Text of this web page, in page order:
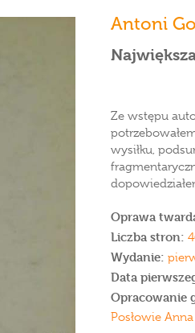
Antoni
Ze wstępu
wysiłku,
Oprawa
Liczba stron:
Wydanie:
Data
Opracowanie
Posłowie